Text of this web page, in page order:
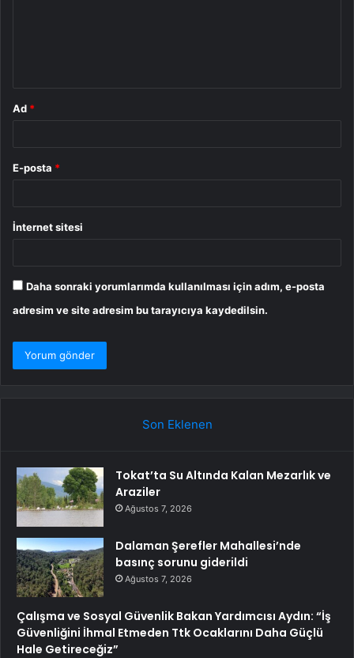
Ad *
E-posta *
İnternet sitesi
Daha sonraki yorumlarımda kullanılması için adım, e-posta
adresim ve site adresim bu tarayıcıya kaydedilsin.
Son Eklenen
Tokat’ta Su Altında Kalan Mezarlık ve
Araziler
Ağustos 7, 2026
Dalaman Şerefler Mahallesi’nde
basınç sorunu giderildi
Ağustos 7, 2026
Çalışma ve Sosyal Güvenlik Bakan Yardımcısı Aydın: “İş
Güvenliğini İhmal Etmeden Ttk Ocaklarını Daha Güçlü
Hale Getireceğiz”